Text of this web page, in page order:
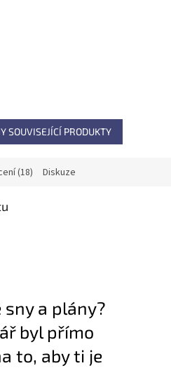
SOUVISEJÍCÍ PRODUKTY
(18) Diskuze
sny a plány?
byl přímo
to, aby ti je